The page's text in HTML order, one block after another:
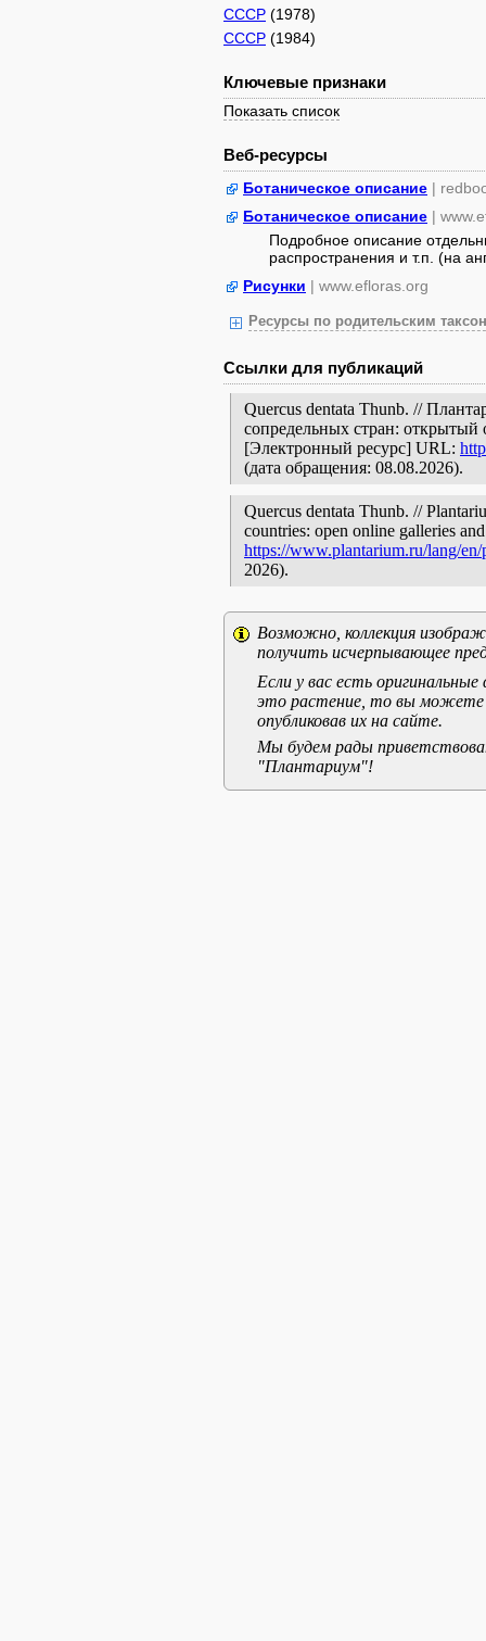
СССР (1978)
СССР (1984)
Ключевые признаки
Показать список
Веб-ресурсы
Ботаническое описание |
Ботаническое описание |
Подробное описание
распространения и т.п. (на
Рисунки | www.efloras.org
Ресурсы по родительским
Ссылки для публикаций
Quercus dentata Thunb. //
сопредельных стран: открытый
[Электронный ресурс] URL:
(дата обращения: 08.08.2026).
Quercus dentata Thunb. //
countries: open online galleries
https://www.plantarium.ru/lang/
2026).
Возможно, коллекция
получить исчерпывающее
Если у вас есть
это растение, то вы можете
опубликовав их на сайте.
Мы будем рады
"Плантариум"!